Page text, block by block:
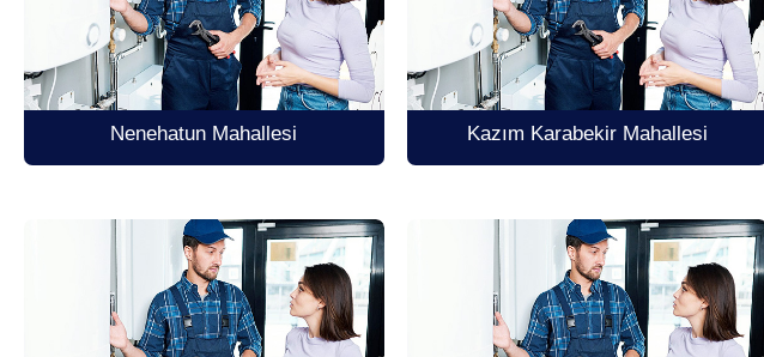
Nenehatun Mahallesi Kazım Karabekir Mahallesi